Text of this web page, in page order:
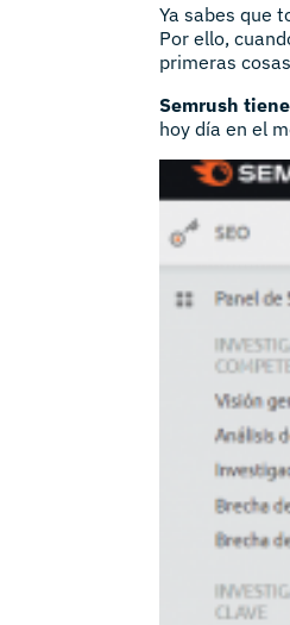
Ya sabes que
Por ello,
primeras
Semrush
hoy día en el